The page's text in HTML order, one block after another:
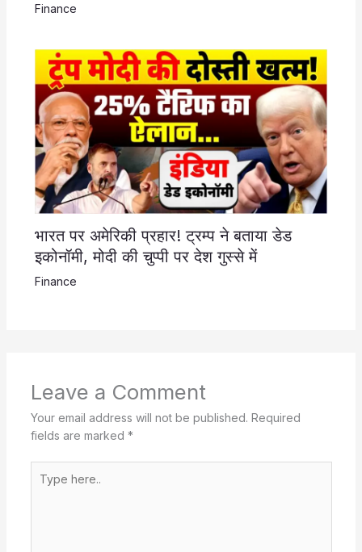
Finance
भारत पर अमेरिकी प्रहार! ट्रम्प ने बताया डेड
इकोनॉमी, मोदी की चुप्पी पर देश गुस्से में
Finance
Leave a Comment
Your email address will not be published. Required
fields are marked *
here..